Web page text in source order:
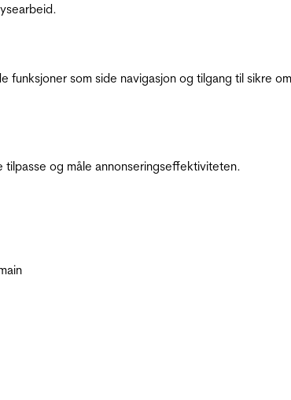
som side navigasjon og tilgang til sikre
og måle annonseringseffektiviteten.